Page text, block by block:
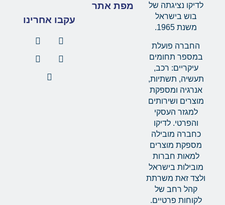
לדיקו נציגתה של
בוש בישראל
משנת 1965.
החברה פועלת
במספר תחומים
עיקריים: רכב,
תעשיה, תשתיות,
אנרגיה ומספקת
מוצרים ושירותים
למגזר העסקי
והפרטי. לדיקו
כחברה מובילה
מספקת מוצרים
למאות חברות
מובילות בישראל
ולצד זאת משרתת
קהל רחב של
לקוחות פרטיים.
מפת אתר
עקבו אחרינו